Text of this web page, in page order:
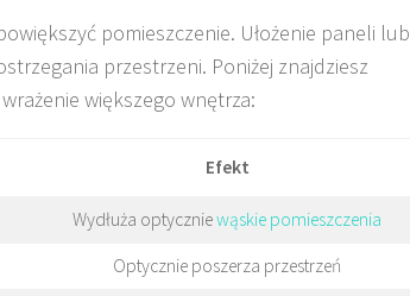
pomieszczenie. Ułożenie paneli lub
przestrzeni. Poniżej znajdziesz
większego wnętrza:
Efekt
Wydłuża optyczniewąskie pomieszczenia
Optycznie poszerza przestrzeń